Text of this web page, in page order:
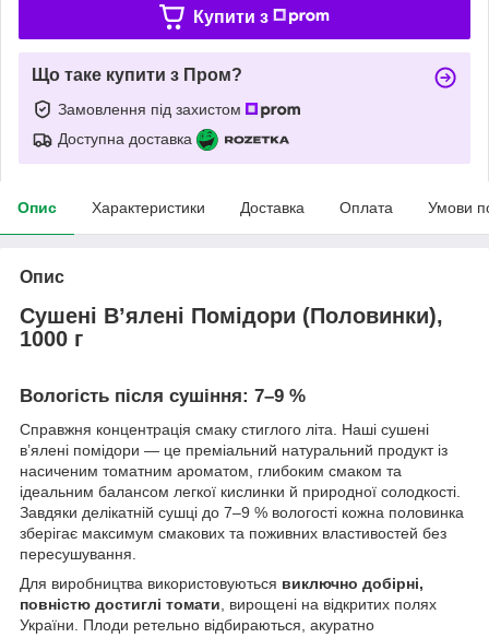
Купити з
Що таке купити з Пром?
Замовлення під захистом
Доступна доставка
Опис Характеристики Доставка Оплата Умови
Опис
Сушені В’ялені Помідори (Половинки),
1000 г
Вологість після сушіння: 7–9 %
Справжня концентрація смаку стиглого літа. Наші сушені
в’ялені помідори — це преміальний натуральний продукт із
насиченим томатним ароматом, глибоким смаком та
ідеальним балансом легкої кислинки й природної солодкості.
Завдяки делікатній сушці до 7–9 % вологості кожна половинка
зберігає максимум смакових та поживних властивостей без
пересушування.
Для виробництва використовуються виключно добірні,
повністю достиглі томати, вирощені на відкритих полях
України. Плоди ретельно відбираються, акуратно